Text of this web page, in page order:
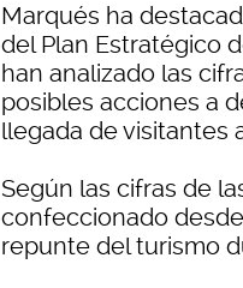
Marqués ha
del Plan Estratégico
han analizado las
posibles acciones a
llegada de visitantes
Según las cifras de
confeccionado
repunte del turismo